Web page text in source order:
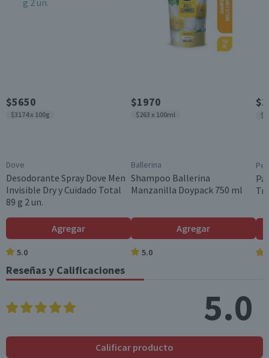
6 meses, a partir de la entrega del producto
$5650
$3174 x 100g
Dove
Desodorante Spray Dove Men
Invisible Dry y Cuidado Total
89 g 2 un.
Agregar
5.0
$1970
$263 x 100ml
Ballerina
Shampoo Ballerina
Manzanilla Doypack 750 ml
Agregar
5.0
Reseñas y Calificaciones
5.0
Calificar producto